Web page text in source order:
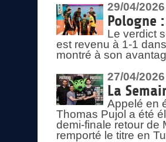
29/04/2026
Pologne
Le verdict
est revenu à 1-1
montré à son
27/04/2026
La
Appelé en
Thomas Pujol a été
demi-finale retour de
remporté le titre en